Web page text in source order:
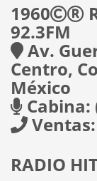
1960
92.3FM
Av.
Centro,
México
Cabina:
RADIO